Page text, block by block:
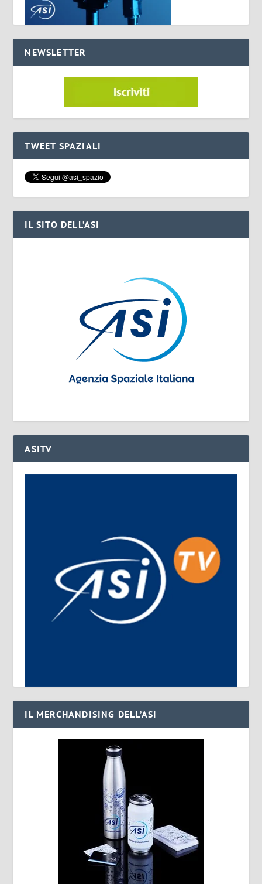
NEWSLETTER
TWEET SPAZIALI
IL SITO DELL’ASI
ASITV
IL MERCHANDISING DELL’ASI